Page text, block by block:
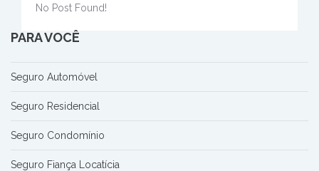
No Post Found!
PARA VOCÊ
Seguro Automóvel
Seguro Residencial
Seguro Condomínio
Seguro Fiança Locatícia